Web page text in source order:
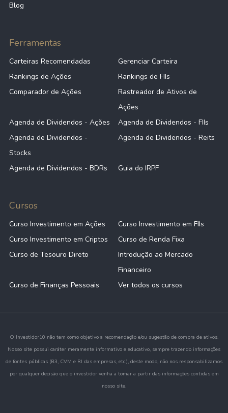
Blog
Ferramentas
Carteiras Recomendadas
Gerenciar Carteira
Rankings de Ações
Rankings de FIIs
Comparador de Ações
Rastreador de Ativos de
Ações
Agenda de Dividendos - Ações
Agenda de Dividendos - FIIs
Agenda de Dividendos -
Stocks
Agenda de Dividendos - Reits
Agenda de Dividendos - BDRs Guia do IRPF
Cursos
Curso Investimento em Ações
Curso Investimento em FIIs
Curso Investimento em Criptos
Curso de Renda Fixa
Curso de Tesouro Direto
Introdução ao Mercado
Financeiro
Curso de Finanças Pessoais
Ver todos os cursos
O Investidor10 não tem como objetivo a recomendação e/ou sugestão de compra de ativos.
Nosso site possui caráter meramente informativo e educativo, sempre trazendo informações
de fontes públicas (B3, CVM e RI das empresas, etc.), deste modo, não nos responsabilizamos
por qualquer decisão que o investidor venha a tomar a partir das informações contidas em
nosso site.